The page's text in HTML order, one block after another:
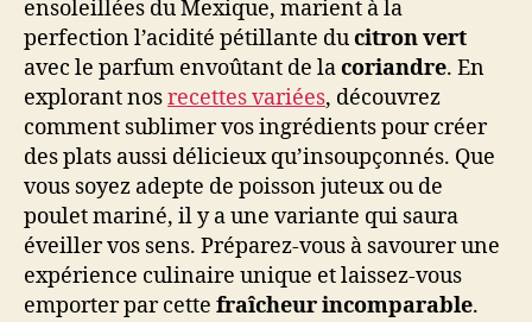
ensoleillées du Mexique, marient à la
perfection l’acidité pétillante ducitron vert
avec le parfum envoûtant de lacoriandre. En
explorant nosrecettes variées, découvrez
comment sublimer vos ingrédients pour créer
des plats aussi délicieux qu’insoupçonnés. Que
vous soyez adepte de poisson juteux ou de
poulet mariné, il y a une variante qui saura
éveiller vos sens. Préparez-vous à savourer une
expérience culinaire unique et laissez-vous
emporter par cette fraîcheur incomparable.